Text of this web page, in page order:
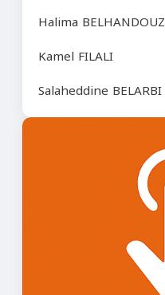
Halima BELHANDOUZ
Kamel FILALI
Salaheddine BELARBI